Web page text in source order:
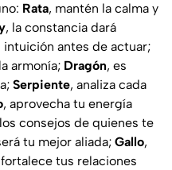
Rata, mantén la calma y
, la constancia dará
intuición antes de actuar;
armonía; Dragón, es
Serpiente, analiza cada
, aprovecha tu energía
consejos de quienes te
tu mejor aliada; Gallo,
fortalece tus relaciones